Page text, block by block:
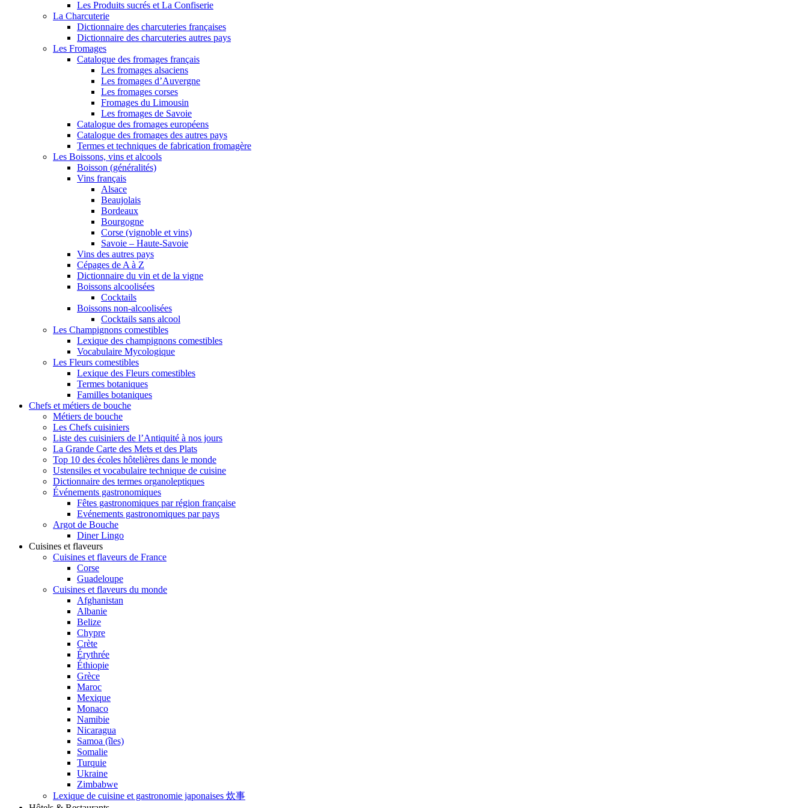
Les Produits sucrés et La Confiserie
La Charcuterie
Dictionnaire des charcuteries françaises
Dictionnaire des charcuteries autres pays
Les Fromages
Catalogue des fromages français
Les fromages alsaciens
Les fromages d’Auvergne
Les fromages corses
Fromages du Limousin
Les fromages de Savoie
Catalogue des fromages européens
Catalogue des fromages des autres pays
Termes et techniques de fabrication fromagère
Les Boissons, vins et alcools
Boisson (généralités)
Vins français
Alsace
Beaujolais
Bordeaux
Bourgogne
Corse (vignoble et vins)
Savoie – Haute-Savoie
Vins des autres pays
Cépages de A à Z
Dictionnaire du vin et de la vigne
Boissons alcoolisées
Cocktails
Boissons non-alcoolisées
Cocktails sans alcool
Les Champignons comestibles
Lexique des champignons comestibles
Vocabulaire Mycologique
Les Fleurs comestibles
Lexique des Fleurs comestibles
Termes botaniques
Familles botaniques
Chefs et métiers de bouche
Métiers de bouche
Les Chefs cuisiniers
Liste des cuisiniers de l’Antiquité à nos jours
La Grande Carte des Mets et des Plats
Top 10 des écoles hôtelières dans le monde
Ustensiles et vocabulaire technique de cuisine
Dictionnaire des termes organoleptiques
Événements gastronomiques
Fêtes gastronomiques par région française
Evénements gastronomiques par pays
Argot de Bouche
Diner Lingo
Cuisines et flaveurs
Cuisines et flaveurs de France
Corse
Guadeloupe
Cuisines et flaveurs du monde
Afghanistan
Albanie
Belize
Chypre
Crète
Érythrée
Éthiopie
Grèce
Maroc
Mexique
Monaco
Namibie
Nicaragua
Samoa (îles)
Somalie
Turquie
Ukraine
Zimbabwe
Lexique de cuisine et gastronomie japonaises 炊事